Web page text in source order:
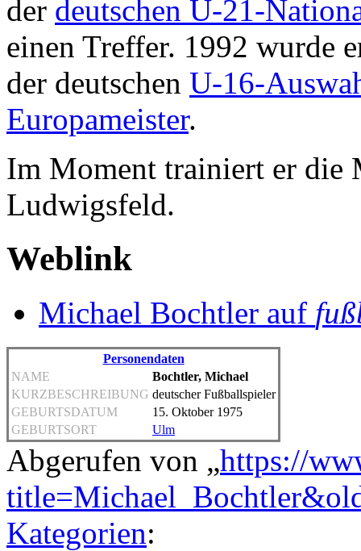
der deutschen U-21-
einen Treffer. 1992 wurde
der deutschen U-16-
Europameister.
Im Moment trainiert er die
Ludwigsfeld.
Weblink
Michael Bochtler auf
Personendaten
NAME
Bochtler, Michael
KURZBESCHREIBUNG deutscher Fußballspieler
GEBURTSDATUM
15. Oktober 1975
GEBURTSORT
Ulm
Abgerufen von „https://
Kategorien: